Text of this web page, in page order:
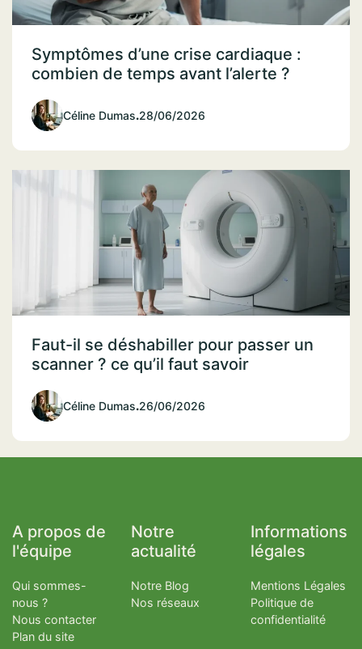
Symptômes d’une crise cardiaque :
combien de temps avant l’alerte ?
Céline Dumas.28/06/2026
Faut-il se déshabiller pour passer un
scanner ? ce qu’il faut savoir
Céline Dumas.26/06/2026
A propos de
l'équipe
Qui sommes-
nous ?
Nous contacter
Plan du site
Notre
actualité
Notre Blog
Nos réseaux
Informations
légales
Mentions Légales
Politique de
confidentialité